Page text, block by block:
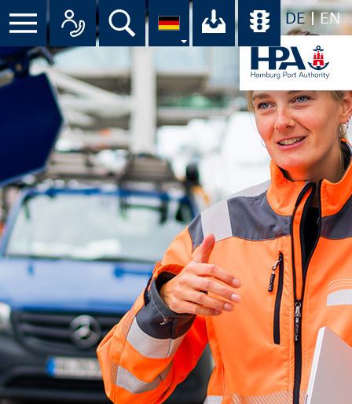
DE EN
Menü Alle Ansprechpartner im
Suche Ihr Download-